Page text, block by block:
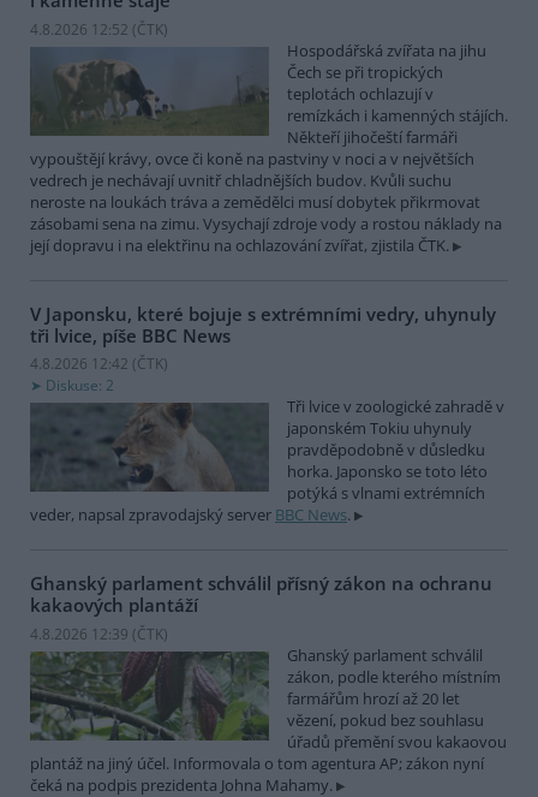
4.8.2026 12:52 (ČTK)
Hospodářská zvířata na jihu
Čech se při tropických
teplotách ochlazují v
remízkách i kamenných stájích.
Někteří jihočeští farmáři
vypouštějí krávy, ovce či koně na pastviny v noci a v největších
vedrech je nechávají uvnitř chladnějších budov. Kvůli suchu
neroste na loukách tráva a zemědělci musí dobytek přikrmovat
zásobami sena na zimu. Vysychají zdroje vody a rostou náklady na
její dopravu i na elektřinu na ochlazování zvířat, zjistila ČTK.
V Japonsku, které bojuje s extrémními vedry, uhynuly
tři lvice, píše BBC News
4.8.2026 12:42 (ČTK)
Diskuse: 2
Tři lvice v zoologické zahradě v
japonském Tokiu uhynuly
pravděpodobně v důsledku
horka. Japonsko se toto léto
potýká s vlnami extrémních
veder, napsal zpravodajský server BBC News.
Ghanský parlament schválil přísný zákon na ochranu
kakaových plantáží
4.8.2026 12:39 (ČTK)
Ghanský parlament schválil
zákon, podle kterého místním
farmářům hrozí až 20 let
vězení, pokud bez souhlasu
úřadů přemění svou kakaovou
plantáž na jiný účel. Informovala o tom agentura AP; zákon nyní
čeká na podpis prezidenta Johna Mahamy.